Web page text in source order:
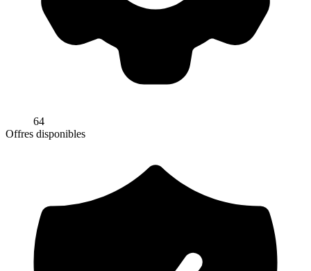
64
Offres disponibles